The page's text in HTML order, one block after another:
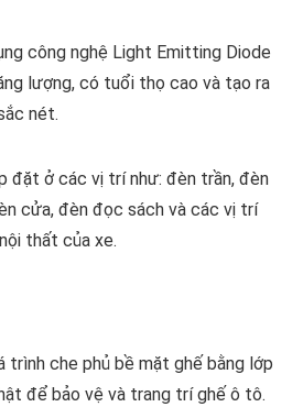
công nghệ Light Emitting Diode
lượng, có tuổi thọ cao và tạo ra
nét.
đặt ở các vị trí như: đèn trần, đèn
cửa, đèn đọc sách và các vị trí
thất của xe.
trình che phủ bề mặt ghế bằng lớp
để bảo vệ và trang trí ghế ô tô.